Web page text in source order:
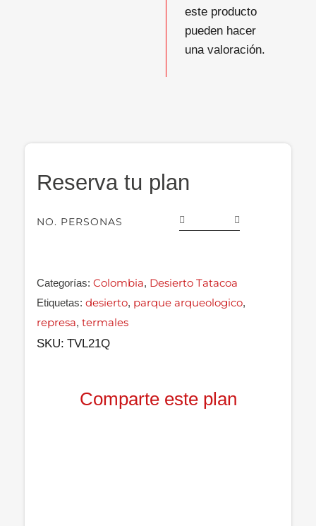
este producto
pueden hacer
una valoración.
Reserva tu plan
NO. PERSONAS
Categorías: Colombia, Desierto Tatacoa
Etiquetas: desierto, parque arqueologico,
represa, termales
SKU: TVL21Q
Comparte este plan